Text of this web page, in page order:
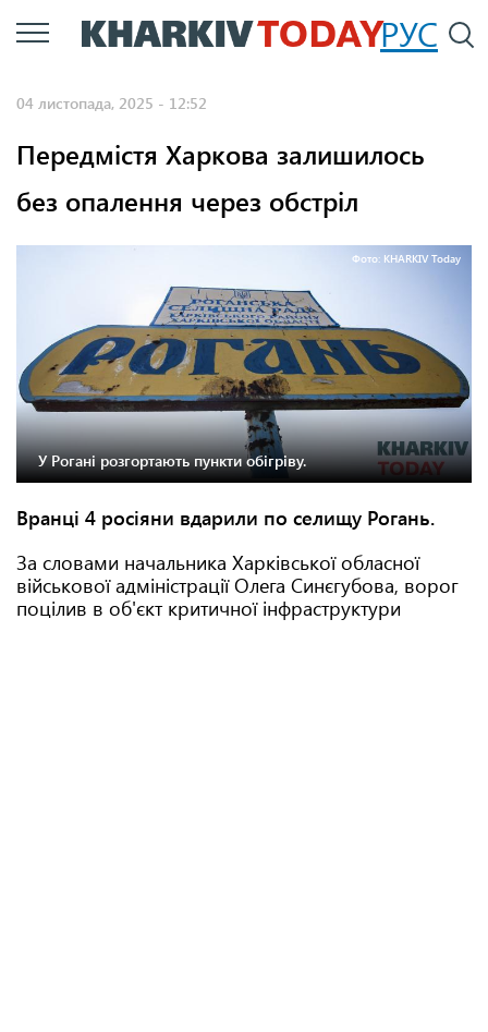
Перейти
до
РУС
04 листопада, 2025 - 12:52
Передмістя Харкова залишилось
без опалення через обстріл
Фото: KHARKIV Today
У Рогані розгортають пункти обігріву.
Вранці 4 росіяни вдарили по селищу Рогань.
За словами начальника Харківської обласної
військової адміністрації Олега Синєгубова, ворог
поцілив в об'єкт критичної інфраструктури